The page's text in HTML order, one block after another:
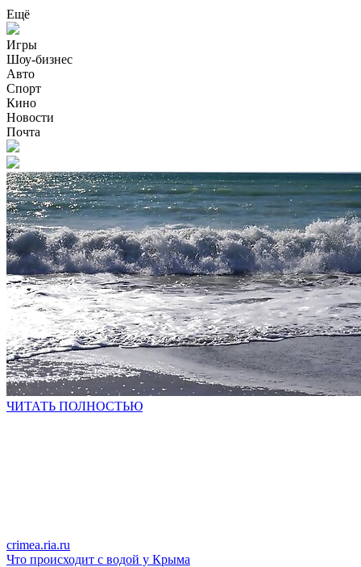
Ещё
Игры
Шоу-бизнес
Авто
Спорт
Кино
Новости
Почта
ЧИТАТЬ ПОЛНОСТЬЮ
crimea.ria.ru
Что происходит с водой у Крыма